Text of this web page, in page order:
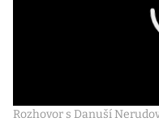
Rozhovor s Danuší